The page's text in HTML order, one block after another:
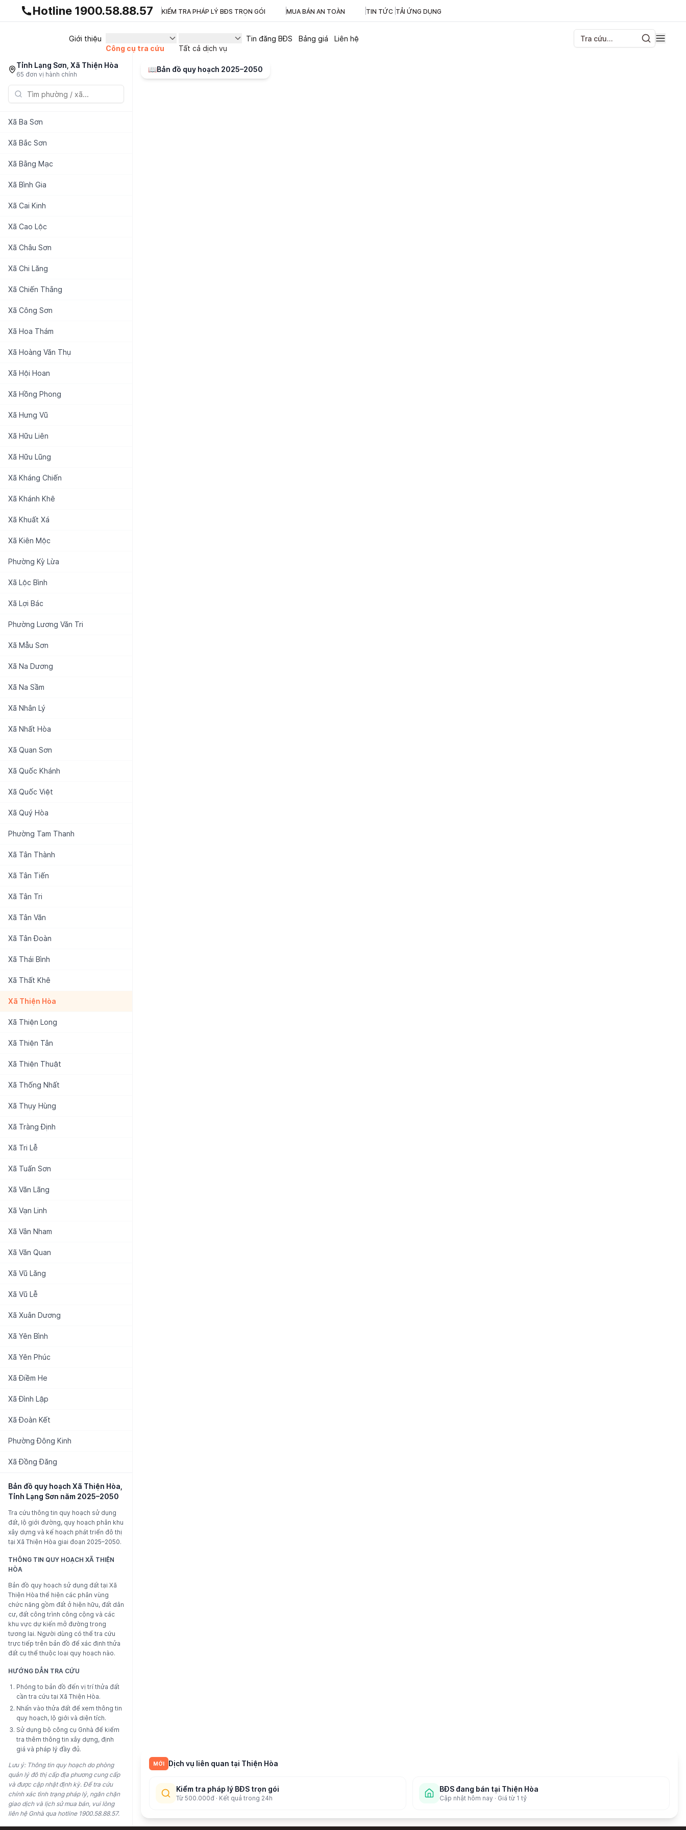
Gnhà production - v1.0.0
Hotline 1900.58.88.57 KIỂM TRA PHÁP LÝ BĐS TRỌN GÓI MUA BÁN AN TOÀN TIN TỨC TẢI ỨNG DỤNG
Giới thiệu
Công cụ tra cứu
Tất cả dịch vụ
Tin đăng BĐS Bảng giá Liên hệ
Tỉnh Lạng Sơn, Xã Thiện Hòa
65 đơn vị hành chính
Xã Ba Sơn
Xã Bắc Sơn
Xã Bằng Mạc
Xã Bình Gia
Xã Cai Kinh
Xã Cao Lộc
Xã Châu Sơn
Xã Chi Lăng
Xã Chiến Thắng
Xã Công Sơn
Xã Hoa Thám
Xã Hoàng Văn Thụ
Xã Hội Hoan
Xã Hồng Phong
Xã Hưng Vũ
Xã Hữu Liên
Xã Hữu Lũng
Xã Kháng Chiến
Xã Khánh Khê
Xã Khuất Xá
Xã Kiên Mộc
Phường Kỳ Lừa
Xã Lộc Bình
Xã Lợi Bác
Phường Lương Văn Tri
Xã Mẫu Sơn
Xã Na Dương
Xã Na Sầm
Xã Nhân Lý
Xã Nhất Hòa
Xã Quan Sơn
Xã Quốc Khánh
Xã Quốc Việt
Xã Quý Hòa
Phường Tam Thanh
Xã Tân Thành
Xã Tân Tiến
Xã Tân Tri
Xã Tân Văn
Xã Tân Đoàn
Xã Thái Bình
Xã Thất Khê
Xã Thiện Hòa
Xã Thiện Long
Xã Thiện Tân
Xã Thiện Thuật
Xã Thống Nhất
Xã Thụy Hùng
Xã Tràng Định
Xã Tri Lễ
Xã Tuấn Sơn
Xã Văn Lãng
Xã Vạn Linh
Xã Vân Nham
Xã Văn Quan
Xã Vũ Lăng
Xã Vũ Lễ
Xã Xuân Dương
Xã Yên Bình
Xã Yên Phúc
Xã Điềm He
Xã Đình Lập
Xã Đoàn Kết
Phường Đông Kinh
Xã Đồng Đăng
Bản đồ quy hoạch Xã Thiện Hòa,
Tỉnh Lạng Sơn năm 2025–2050
Tra cứu thông tin quy hoạch sử dụng
đất, lộ giới đường, quy hoạch phân khu
xây dựng và kế hoạch phát triển đô thị
tại Xã Thiện Hòa giai đoạn 2025–2050.
THÔNG TIN QUY HOẠCH XÃ THIỆN
HÒA
Bản đồ quy hoạch sử dụng đất tại Xã
Thiện Hòa thể hiện các phân vùng
chức năng gồm đất ở hiện hữu, đất dân
cư, đất công trình công cộng và các
khu vực dự kiến mở đường trong
tương lai. Người dùng có thể tra cứu
trực tiếp trên bản đồ để xác định thửa
đất cụ thể thuộc loại quy hoạch nào.
HƯỚNG DẪN TRA CỨU
Phóng to bản đồ đến vị trí thửa đất
cần tra cứu tại Xã Thiện Hòa.
Nhấn vào thửa đất để xem thông tin
quy hoạch, lộ giới và diện tích.
Sử dụng bộ công cụ Gnhà để kiểm
tra thêm thông tin xây dựng, định
giá và pháp lý đầy đủ.
Lưu ý: Thông tin quy hoạch do phòng
quản lý đô thị cấp địa phương cung cấp
và được cập nhật định kỳ. Để tra cứu
chính xác tình trạng pháp lý, ngăn chặn
giao dịch và lịch sử mua bán, vui lòng
liên hệ Gnhà qua hotline 1900.58.88.57.
📖Bản đồ quy hoạch 2025–2050
MỚI Dịch vụ liên quan tại Thiện Hòa
Kiểm tra pháp lý BĐS trọn gói
Từ 500.000đ · Kết quả trong 24h
BĐS đang bán tại Thiện Hòa
Cập nhật hôm nay · Giá từ 1 tỷ